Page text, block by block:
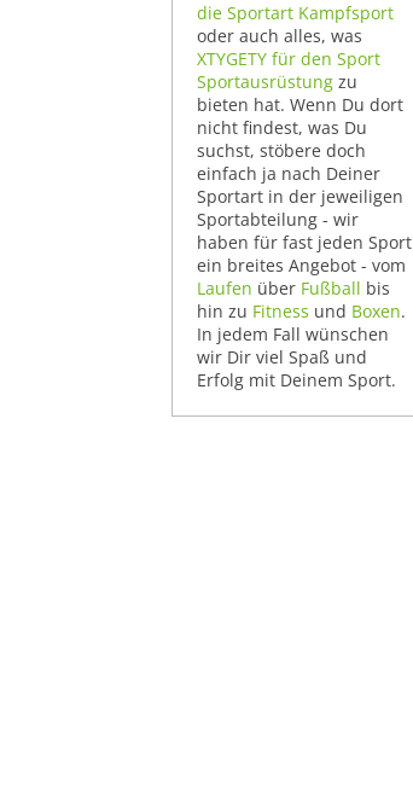
die Sportart Kampfsport
oder auch alles, was
XTYGETY für den Sport
Sportausrüstung zu
bieten hat. Wenn Du dort
nicht findest, was Du
suchst, stöbere doch
einfach ja nach Deiner
Sportart in der jeweiligen
Sportabteilung - wir
haben für fast jeden Sport
ein breites Angebot - vom
Laufen über Fußball bis
hin zu Fitness und Boxen.
In jedem Fall wünschen
wir Dir viel Spaß und
Erfolg mit Deinem Sport.